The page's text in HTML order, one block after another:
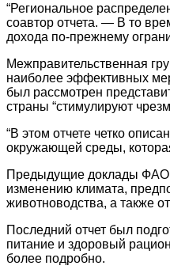
“Региональное
соавтор отчета. — В то
дохода по-прежнему
Межправительственная
наиболее эффективных
был рассмотрен
страны “стимулируют
“В этом отчете четко
окружающей среды,
Предыдущие доклады ФАО
изменению климата,
животноводства, а также
Последний отчет был
питание и здоровый
более подробно.